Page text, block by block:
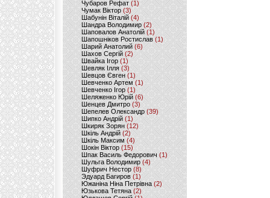
Чубаров Рефат (1)
Чумак Віктор(3)
Шабунін Віталій (4)
Шандра Володимир (2)
Шаповалов Анатолій(1)
Шапошніков Ростислав(1)
Шарий Анатолий(6)
Шахов Сергій(2)
Швайка Ігор (1)
Шевляк Ілля (3)
Шевцов Євген (1)
Шевченко Артем(1)
Шевченко Ігор(1)
Шеляженко Юрій (6)
Шенцев Дмитро (3)
Шепелев Олександр (39)
Шипко Андрій(1)
Шкиряк Зорян(12)
Шкіль Андрій(2)
Шкіль Максим (4)
Шокін Віктор (15)
Шпак Василь Федорович (1)
Шульга Володимир (4)
Шуфрич Нестор(8)
Эдуард Багиров (1)
Южаніна Ніна Петрівна (2)
Юзькова Тетяна(2)